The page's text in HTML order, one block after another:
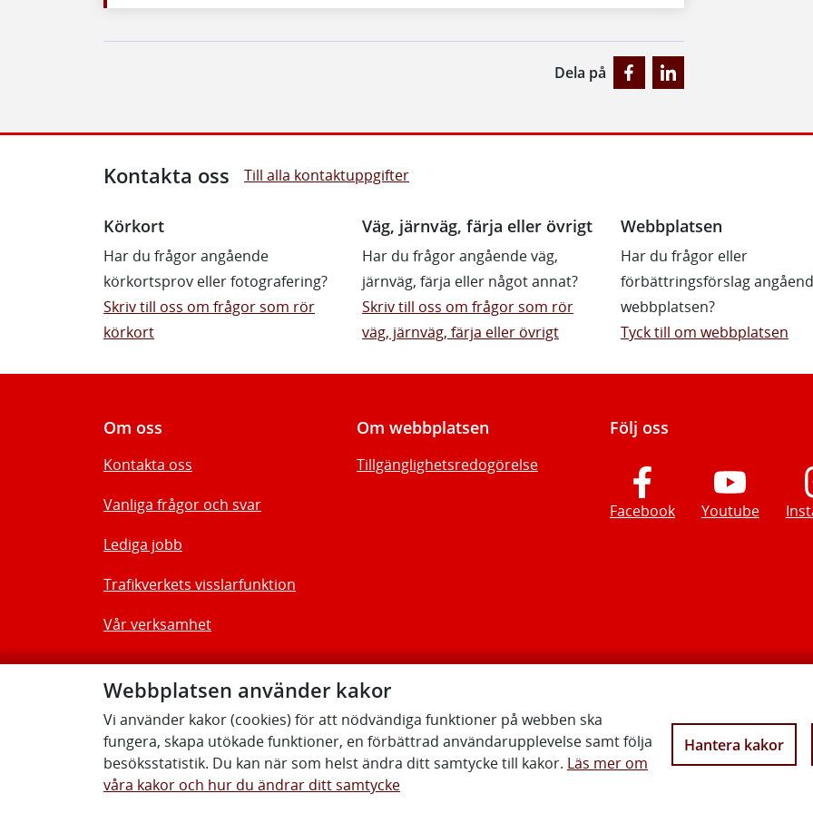
Dela på
Webbplatsen använder kakor
Vi använder kakor (cookies) för att nödvändiga funktioner på webben ska
fungera, skapa utökade funktioner, en förbättrad användarupplevelse samt följa
besöksstatistik. Du kan när som helst ändra ditt samtycke till kakor. Läs mer om
våra kakor och hur du ändrar ditt samtycke
Hantera kakor
Kontakta oss Till alla kontaktuppgifter
Körkort
Har du frågor angående
körkortsprov eller fotografering?
Skriv till oss om frågor som rör
körkort
Väg, järnväg, färja eller övrigt
Har du frågor angående väg,
järnväg, färja eller något annat?
Skriv till oss om frågor som rör
väg, järnväg, färja eller övrigt
Webbplatsen
Har du frågor eller
förbättringsförslag
webbplatsen?
Tyck till om webbplatsen
Vi gör Sverige närmare
Om oss
Kontakta oss
Vanliga frågor och svar
Lediga jobb
Trafikverkets visslarfunktion
Vår verksamhet
Om webbplatsen
Tillgänglighetsredogörelse
Följ oss
Facebook Youtube